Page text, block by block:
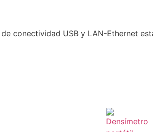
conectividad USB y LAN-Ethernet